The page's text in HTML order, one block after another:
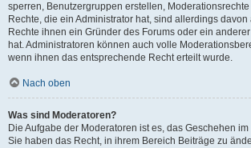
sperren, Benutzergruppen erstellen,
Rechte, die ein Administrator hat, sind allerdings
Rechte ihnen ein Gründer des Forums oder ein
hat. Administratoren können auch volle
wenn ihnen das entsprechende Recht erteilt wurde.
Nach oben
Was sind Moderatoren?
Die Aufgabe der Moderatoren ist es, das Geschehen
Sie haben das Recht, in ihrem Bereich Beiträge zu